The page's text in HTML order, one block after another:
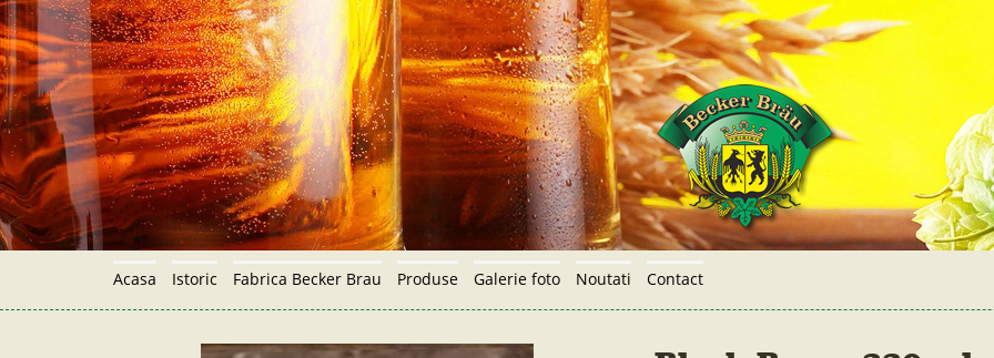
Skip to main content
Acasa Istoric Fabrica Becker Brau Produse Galerie foto Noutati Contact